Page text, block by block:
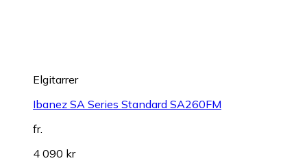
Elgitarrer
Ibanez SA Series Standard SA260FM
fr.
4 090 kr